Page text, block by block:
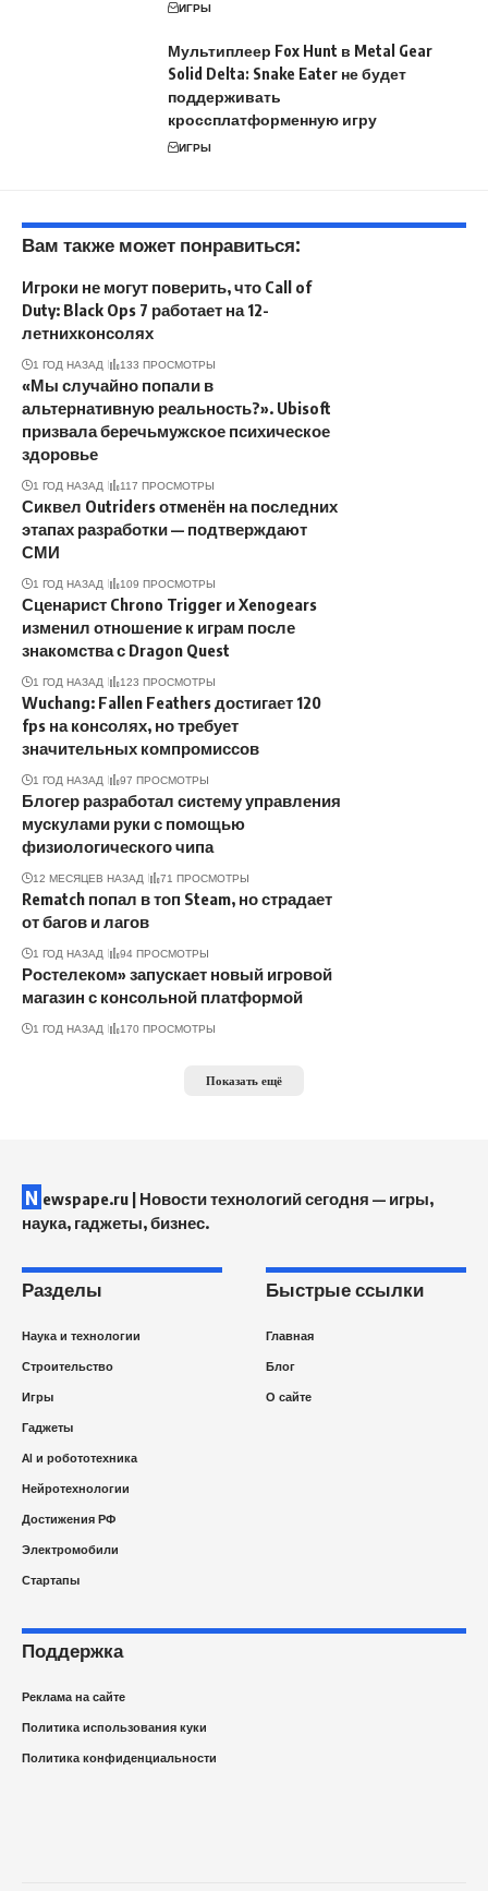
ИГРЫ
Мультиплеер Fox Hunt в Metal Gear
Solid Delta: Snake Eater не будет
поддерживать
кроссплатформенную игру
ИГРЫ
Вам также может понравиться:
Игроки не могут поверить, что Call of
Duty: Black Ops 7 работает на 12-
летнихконсолях
1 ГОД НАЗАД 133 ПРОСМОТРЫ
«Мы случайно попали в
альтернативную реальность?». Ubisoft
призвала беречьмужское психическое
здоровье
1 ГОД НАЗАД 117 ПРОСМОТРЫ
Сиквел Outriders отменён на последних
этапах разработки — подтверждают
СМИ
1 ГОД НАЗАД 109 ПРОСМОТРЫ
Сценарист Chrono Trigger и Xenogears
изменил отношение к играм после
знакомства с Dragon Quest
1 ГОД НАЗАД 123 ПРОСМОТРЫ
Wuchang: Fallen Feathers достигает 120
fps на консолях, но требует
значительных компромиссов
1 ГОД НАЗАД 97 ПРОСМОТРЫ
Блогер разработал систему управления
мускулами руки с помощью
физиологического чипа
12 МЕСЯЦЕВ НАЗАД 71 ПРОСМОТРЫ
Rematch попал в топ Steam, но страдает
от багов и лагов
1 ГОД НАЗАД 94 ПРОСМОТРЫ
Ростелеком» запускает новый игровой
магазин с консольной платформой
1 ГОД НАЗАД 170 ПРОСМОТРЫ
Показать ещё
N ewspape.ru | Новости технологий сегодня — игры,
наука, гаджеты, бизнес.
Разделы
Наука и технологии
Строительство
Игры
Гаджеты
AI и робототехника
Нейротехнологии
Достижения РФ
Электромобили
Стартапы
Быстрые ссылки
Главная
Блог
О сайте
Поддержка
Реклама на сайте
Политика использования куки
Политика конфиденциальности